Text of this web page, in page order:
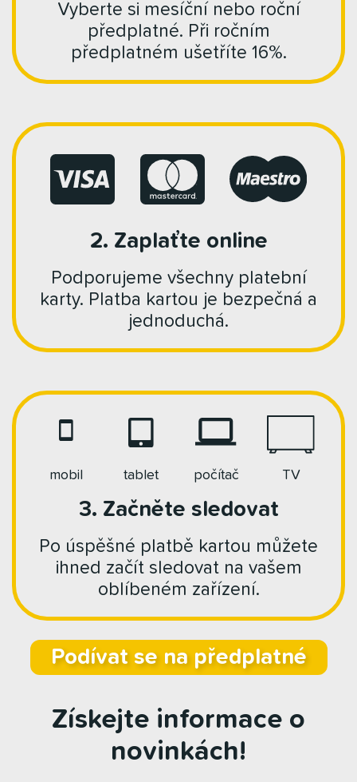
Vyberte si mesíční nebo roční
předplatné. Při ročním
předplatném ušetříte 16%.
2. Zaplaťte online
Podporujeme všechny platební
karty. Platba kartou je bezpečná a
jednoduchá.
mobil tablet počítač TV
3. Začněte sledovat
Po úspěšné platbě kartou můžete
ihned začít sledovat na vašem
oblíbeném zařízení.
Podívat se na předplatné
Získejte informace o
novinkách!